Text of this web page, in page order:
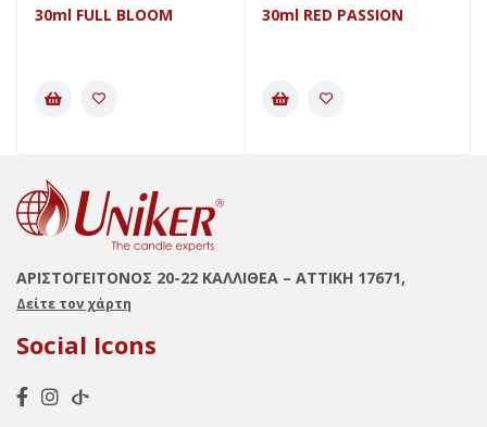
30ml FULL BLOOM
30ml RED PASSION
ΑΡΙΣΤΟΓΕΙΤΟΝΟΣ 20-22 ΚΑΛΛΙΘΕΑ – ΑΤΤΙΚΗ 17671,
Δείτε τον χάρτη
Social Icons